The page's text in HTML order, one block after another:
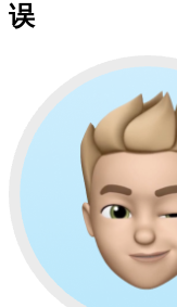
误